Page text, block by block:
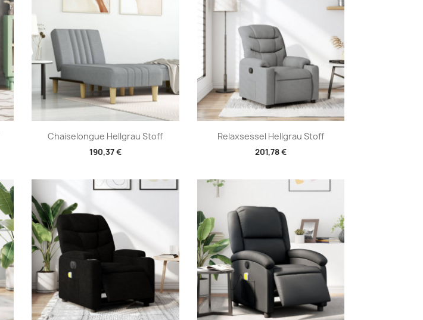
Chaiselongue Hellgrau Stoff
190,37 €
Vorschau Relaxsessel Hellgrau Stoff
201,78 €
Vorschau